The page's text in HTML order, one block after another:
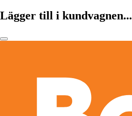
Lägger till i kundvagnen...